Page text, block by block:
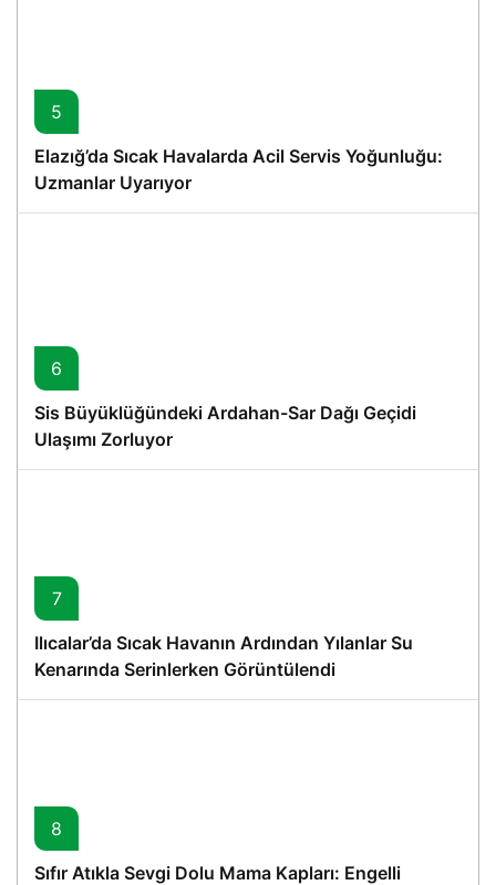
5
Elazığ’da Sıcak Havalarda Acil Servis Yoğunluğu:
Uzmanlar Uyarıyor
6
Sis Büyüklüğündeki Ardahan-Sar Dağı Geçidi
Ulaşımı Zorluyor
7
Ilıcalar’da Sıcak Havanın Ardından Yılanlar Su
Kenarında Serinlerken Görüntülendi
8
Sıfır Atıkla Sevgi Dolu Mama Kapları: Engelli